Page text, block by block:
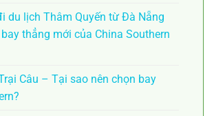
du lịch Thâm Quyến từ Đà Nẵng
thẳng mới của China Southern
Câu – Tại sao nên chọn bay